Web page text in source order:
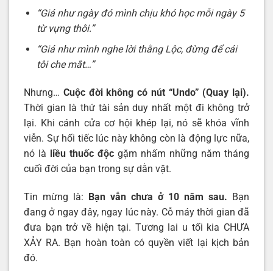
“Giá như ngày đó mình chịu khó học mỗi ngày 5
từ vựng thôi.”
“Giá như mình nghe lời thằng Lộc, đừng để cái
tôi che mắt…”
Nhưng… Cuộc đời không có nút “Undo” (Quay lại).
Thời gian là thứ tài sản duy nhất một đi không trở
lại. Khi cánh cửa cơ hội khép lại, nó sẽ khóa vĩnh
viễn. Sự hối tiếc lúc này không còn là động lực nữa,
nó là liều thuốc độc gặm nhấm những năm tháng
cuối đời của bạn trong sự dằn vặt.
Tin mừng là: Bạn vẫn chưa ở 10 năm sau. Bạn
đang ở ngay đây, ngay lúc này. Cỗ máy thời gian đã
đưa bạn trở về hiện tại. Tương lai u tối kia CHƯA
XẢY RA. Bạn hoàn toàn có quyền viết lại kịch bản
đó.